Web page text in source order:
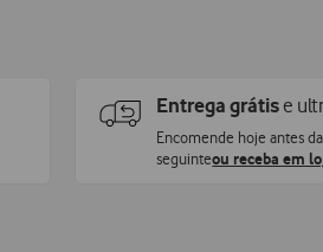
Entrega grátis e
Encomende hoje antes
seguinteou receba em